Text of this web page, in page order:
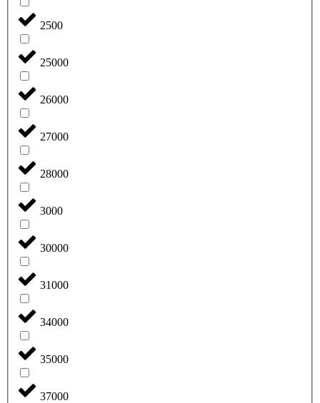
2500
25000
26000
27000
28000
3000
30000
31000
34000
35000
37000